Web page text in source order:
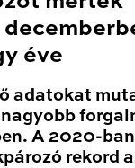
éve
adatokat
A 2020-ban
rekord